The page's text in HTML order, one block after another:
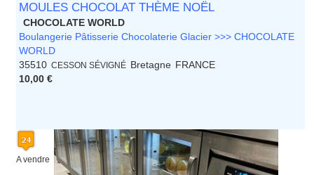
MOULES CHOCOLAT THÈME NOËL
CHOCOLATE WORLD
Boulangerie Pâtisserie Chocolaterie Glacier >>> CHOCOLATE
WORLD
35510 CESSON SÉVIGNÉ Bretagne FRANCE
10,00 €
A vendre